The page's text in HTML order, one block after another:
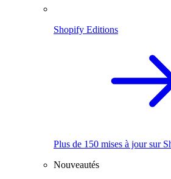
Shopify Editions
Plus de 150 mises à jour sur
Nouveautés